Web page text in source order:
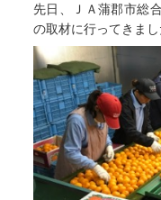
先日、ＪＡ蒲郡市総
の取材に行ってきまし